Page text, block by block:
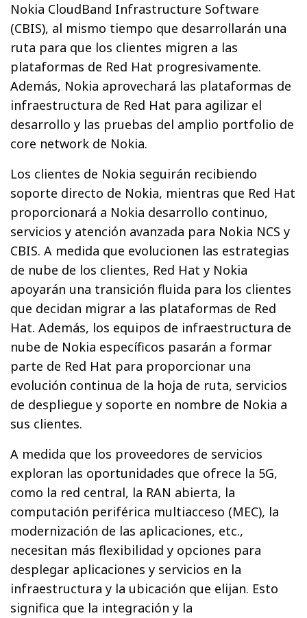
Nokia CloudBand Infrastructure Software
(CBIS), al mismo tiempo que desarrollarán una
ruta para que los clientes migren a las
plataformas de Red Hat progresivamente.
Además, Nokia aprovechará las plataformas de
infraestructura de Red Hat para agilizar el
desarrollo y las pruebas del amplio portfolio de
core network de Nokia.
Los clientes de Nokia seguirán recibiendo
soporte directo de Nokia, mientras que Red Hat
proporcionará a Nokia desarrollo continuo,
servicios y atención avanzada para Nokia NCS y
CBIS. A medida que evolucionen las estrategias
de nube de los clientes, Red Hat y Nokia
apoyarán una transición fluida para los clientes
que decidan migrar a las plataformas de Red
Hat. Además, los equipos de infraestructura de
nube de Nokia específicos pasarán a formar
parte de Red Hat para proporcionar una
evolución continua de la hoja de ruta, servicios
de despliegue y soporte en nombre de Nokia a
sus clientes.
A medida que los proveedores de servicios
exploran las oportunidades que ofrece la 5G,
como la red central, la RAN abierta, la
computación periférica multiacceso (MEC), la
modernización de las aplicaciones, etc.,
necesitan más flexibilidad y opciones para
desplegar aplicaciones y servicios en la
infraestructura y la ubicación que elijan. Esto
significa que la integración y la